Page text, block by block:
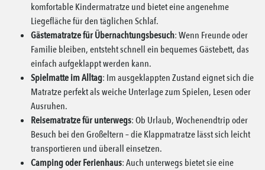
komfortable Kindermatratze und bietet eine angenehme
Liegefläche für den täglichen Schlaf.
Gästematratze für Übernachtungsbesuch: Wenn Freunde oder
Familie bleiben, entsteht schnell ein bequemes Gästebett, das
einfach aufgeklappt werden kann.
Spielmatte im Alltag: Im ausgeklappten Zustand eignet sich die
Matratze perfekt als weiche Unterlage zum Spielen, Lesen oder
Ausruhen.
Reisematratze für unterwegs: Ob Urlaub, Wochenendtrip oder
Besuch bei den Großeltern – die Klappmatratze lässt sich leicht
transportieren und überall einsetzen.
Camping oder Ferienhaus: Auch unterwegs bietet sie eine